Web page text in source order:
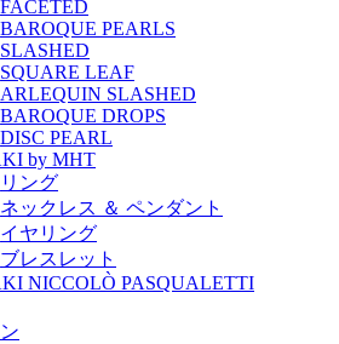
FACETED
BAROQUE PEARLS
SLASHED
SQUARE LEAF
ARLEQUIN SLASHED
BAROQUE DROPS
DISC PEARL
by MHT
リング
ネックレス ＆ ペンダント
イヤリング
ブレスレット
NICCOLÒ PASQUALETTI